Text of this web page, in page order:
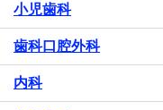
小児歯科
歯科口腔外科
内科